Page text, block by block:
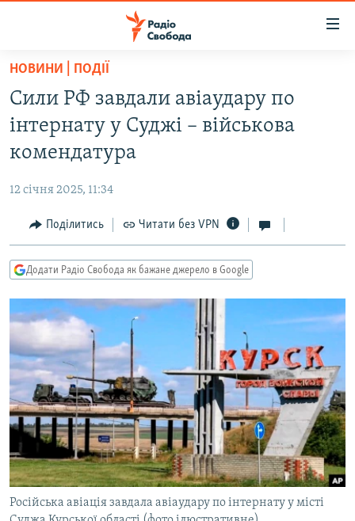
Перейти
основного
матеріалу
Перейти
до
основної
Перейти
до
пошуку
СТАТТІ
ЕКОНОМІКА
СУСПІЛЬСТВО
УКРАЇНА
СВІТ
РОСІЙСЬКА «ФІЛЬТРАЦІЯ»
ДОНБАС.РЕАЛІЇ
ТИ ЯК?
СХЕМИ
КИТАЙ.ВИКЛИКИ
МУЛЬТИМЕДІА
ФОТО
СПЕЦПРОЄКТИ
ПОДКАСТИ
КРИМ РЕАЛІЇ
НОВИНИ | ПОДІЇ
Сили РФ завдали авіаудару по
інтернату у Суджі – військова
комендатура
12 січня 2025, 11:34
Поділитись Читати без VPN
Додати Радіо Свобода як бажане джерело в Google
Російська авіація завдала авіаудару по інтернату у місті